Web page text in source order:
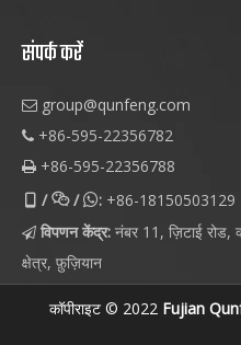
संपर्क करें
 group@qunfeng.com
 +86-595-22356782
 +86-595-22356788
 //: +86-18150503129
 विपणन केंद्र: नंबर 11, ज़िटाई रोड,
क्षेत्र, फ़ुज़ियान
कॉपीराइट © 2022 Fujian